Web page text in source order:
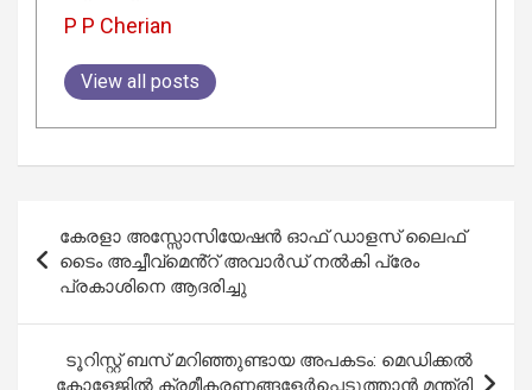
P P Cherian
View all posts
navigation
കേരളാ അസ്സോസിയേഷൻ ഓഫ് ഡാളസ് ലൈഫ്
ടൈം അച്ചീവ്മെൻ്റ് അവാർഡ് നൽകി പ്രേം
പ്രകാശിനെ ആദരിച്ചു
ടൂറിസ്റ്റ് ബസ് മറിഞ്ഞുണ്ടായ അപകടം: മെഡിക്കല്‍
കോളേജില്‍ ക്രമീകരണങ്ങളേര്‍പ്പെടുത്താന്‍ മന്ത്രി